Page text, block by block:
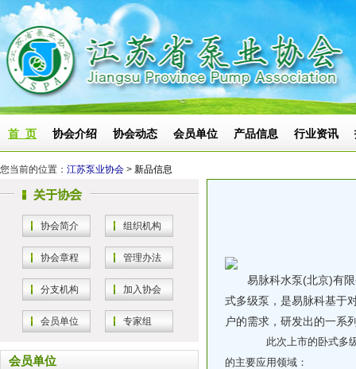
首 页 协会介绍 协会动态 会员单位 产品信息 行业资讯
您当前的位置： 江苏泵业协会 > 新品信息
协会简介 组织机构
协会章程 管理办法
分支机构 加入协会
会员单位 专家组
会员单位
易脉科水泵(北京)有限
式多级泵，是易脉科基于
户的需求，研发出的一系
此次上市的卧式多级
的主要应用领域：